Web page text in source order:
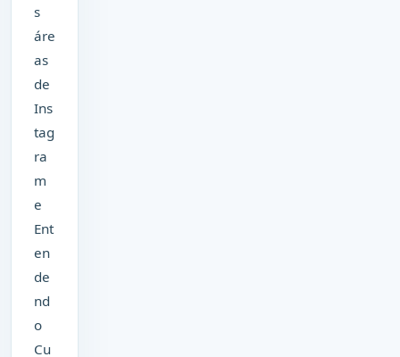
s
áre
as
de
Ins
tag
ra
m
e
Ent
en
de
nd
o
Cu